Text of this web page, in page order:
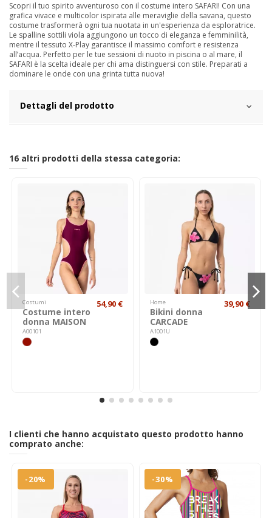
Scopri il tuo spirito avventuroso con il costume intero SAFARI! Con una
grafica vivace e multicolor ispirata alle meraviglie della savana, questo
costume trasformerà ogni tua nuotata in un'esperienza da esploratrice.
Le spalline sottili viola aggiungono un tocco di eleganza e femminilità,
mentre il tessuto X-Play garantisce il massimo comfort e resistenza
all’acqua. Perfetto per le tue sessioni di nuoto in piscina o al mare, il
SAFARI è la scelta ideale per chi ama distinguersi con stile. Preparati a
dominare le onde con una grinta tutta nuova!
Dettagli del prodotto
16 altri prodotti della stessa categoria:
Costumi
Costume intero
donna MAISON
A00101
54,90 € Home
Bikini donna
CARCADE
A1001U
39,90 €
I clienti che hanno acquistato questo prodotto hanno
comprato anche:
-20% -30%